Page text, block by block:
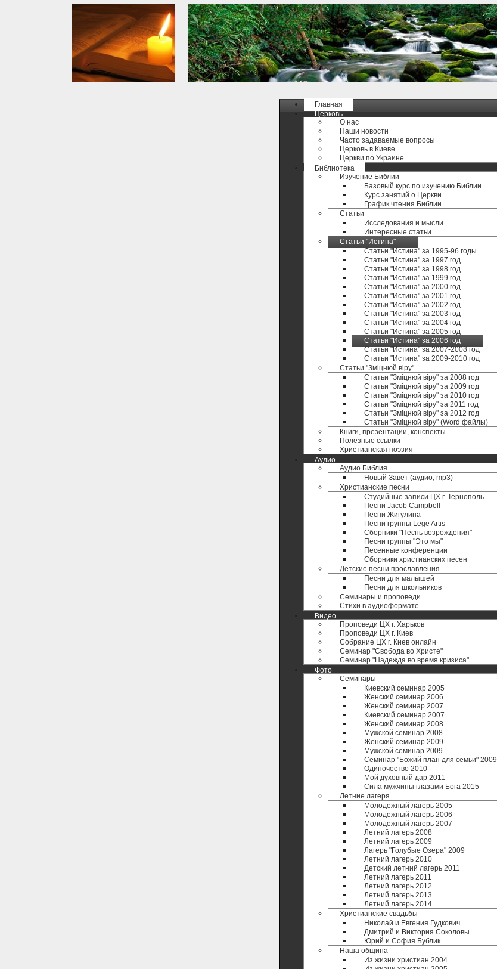
Главная
Церковь
О нас
Наши новости
Часто задаваемые вопросы
Церковь в Киеве
Церкви по Украине
Библиотека
Изучение Библии
Базовый курс по изучению Библии
Курс занятий о Церкви
График чтения Библии
Статьи
Исследования и мысли
Интересные статьи
Статьи "Истина"
Статьи "Истина" за 1995-96 годы
Статьи "Истина" за 1997 год
Статьи "Истина" за 1998 год
Статьи "Истина" за 1999 год
Статьи "Истина" за 2000 год
Статьи "Истина" за 2001 год
Статьи "Истина" за 2002 год
Статьи "Истина" за 2003 год
Статьи "Истина" за 2004 год
Статьи "Истина" за 2005 год
Статьи "Истина" за 2006 год
Статьи "Истина" за 2007-2008 год
Статьи "Истина" за 2009-2010 год
Статьи "Зміцнюй віру"
Статьи "Зміцнюй віру" за 2008 год
Статьи "Зміцнюй віру" за 2009 год
Статьи "Зміцнюй віру" за 2010 год
Статьи "Зміцнюй віру" за 2011 год
Статьи "Зміцнюй віру" за 2012 год
Статьи "Зміцнюй віру" (Word файлы)
Книги, презентации, конспекты
Полезные ccылки
Христианская поэзия
Аудио
Аудио Библия
Новый Завет (аудио, mp3)
Христианские песни
Студийные записи ЦХ г. Тернополь
Песни Jacob Campbell
Песни Жигулина
Песни группы Lege Artis
Сборники "Песнь возрождения"
Песни группы "Это мы"
Песенные конференции
Сборники христианских песен
Детские песни прославления
Песни для малышей
Песни для школьников
Семинары и проповеди
Стихи в аудиоформате
Видео
Проповеди ЦХ г. Харьков
Проповеди ЦХ г. Киев
Собрание ЦХ г. Киев онлайн
Семинар "Свобода во Христе"
Семинар "Надежда во время кризиса"
Фото
Семинары
Киевский семинар 2005
Женский семинар 2006
Женский семинар 2007
Киевский семинар 2007
Женский семинар 2008
Мужской семинар 2008
Женский семинар 2009
Мужской семинар 2009
Семинар "Божий план для семьи" 2009
Одиночество 2010
Мой духовный дар 2011
Сила мужчины глазами Бога 2015
Летние лагеря
Молодежный лагерь 2005
Молодежный лагерь 2006
Молодежный лагерь 2007
Летний лагерь 2008
Летний лагерь 2009
Лагерь "Голубые Озера" 2009
Летний лагерь 2010
Детский летний лагерь 2011
Летний лагерь 2011
Летний лагерь 2012
Летний лагерь 2013
Летний лагерь 2014
Христианские свадьбы
Николай и Евгения Гудкович
Дмитрий и Виктория Соколовы
Юрий и София Бублик
Наша община
Из жизни христиан 2004